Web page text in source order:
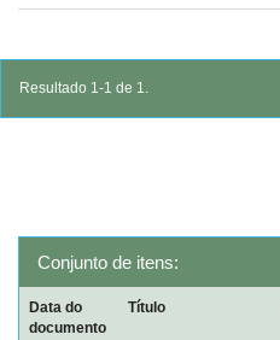
Resultado 1-1 de 1.
Conjunto de itens:
Data do
documento
Título